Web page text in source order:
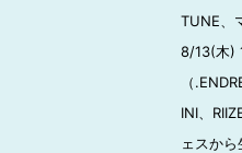
TUNE、
8/13(木)
（
INI、
ェスから